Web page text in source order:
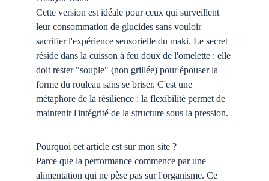
Cette version est idéale pour ceux qui surveillent
leur consommation de glucides sans vouloir
sacrifier l'expérience sensorielle du maki. Le secret
réside dans la cuisson à feu doux de l'omelette : elle
doit rester "souple" (non grillée) pour épouser la
forme du rouleau sans se briser. C'est une
métaphore de la résilience : la flexibilité permet de
maintenir l'intégrité de la structure sous la pression.
Pourquoi cet article est sur mon site ?
Parce que la performance commence par une
alimentation qui ne pèse pas sur l'organisme. Ce